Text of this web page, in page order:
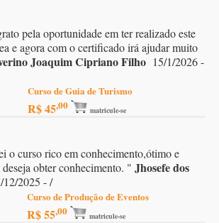
pela oportunidade em ter realizado este
e agora com o certificado irá ajudar muito
Joaquim Cipriano Filho 15/1/2026 -
Curso de Guia de Turismo
R$ 45,00 matricule-se
o curso rico em conhecimento,ótimo e
obter conhecimento. " Jhosefe dos
12/2025 - /
Curso de Produção de Eventos
R$ 55,00 matricule-se